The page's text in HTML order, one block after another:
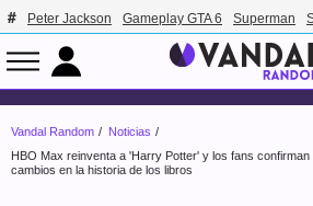
Peter Jackson Gameplay GTA 6 Superman
Vandal Random
Noticias
HBO Max reinventa a 'Harry Potter' y los fans
cambios en la historia de los libros